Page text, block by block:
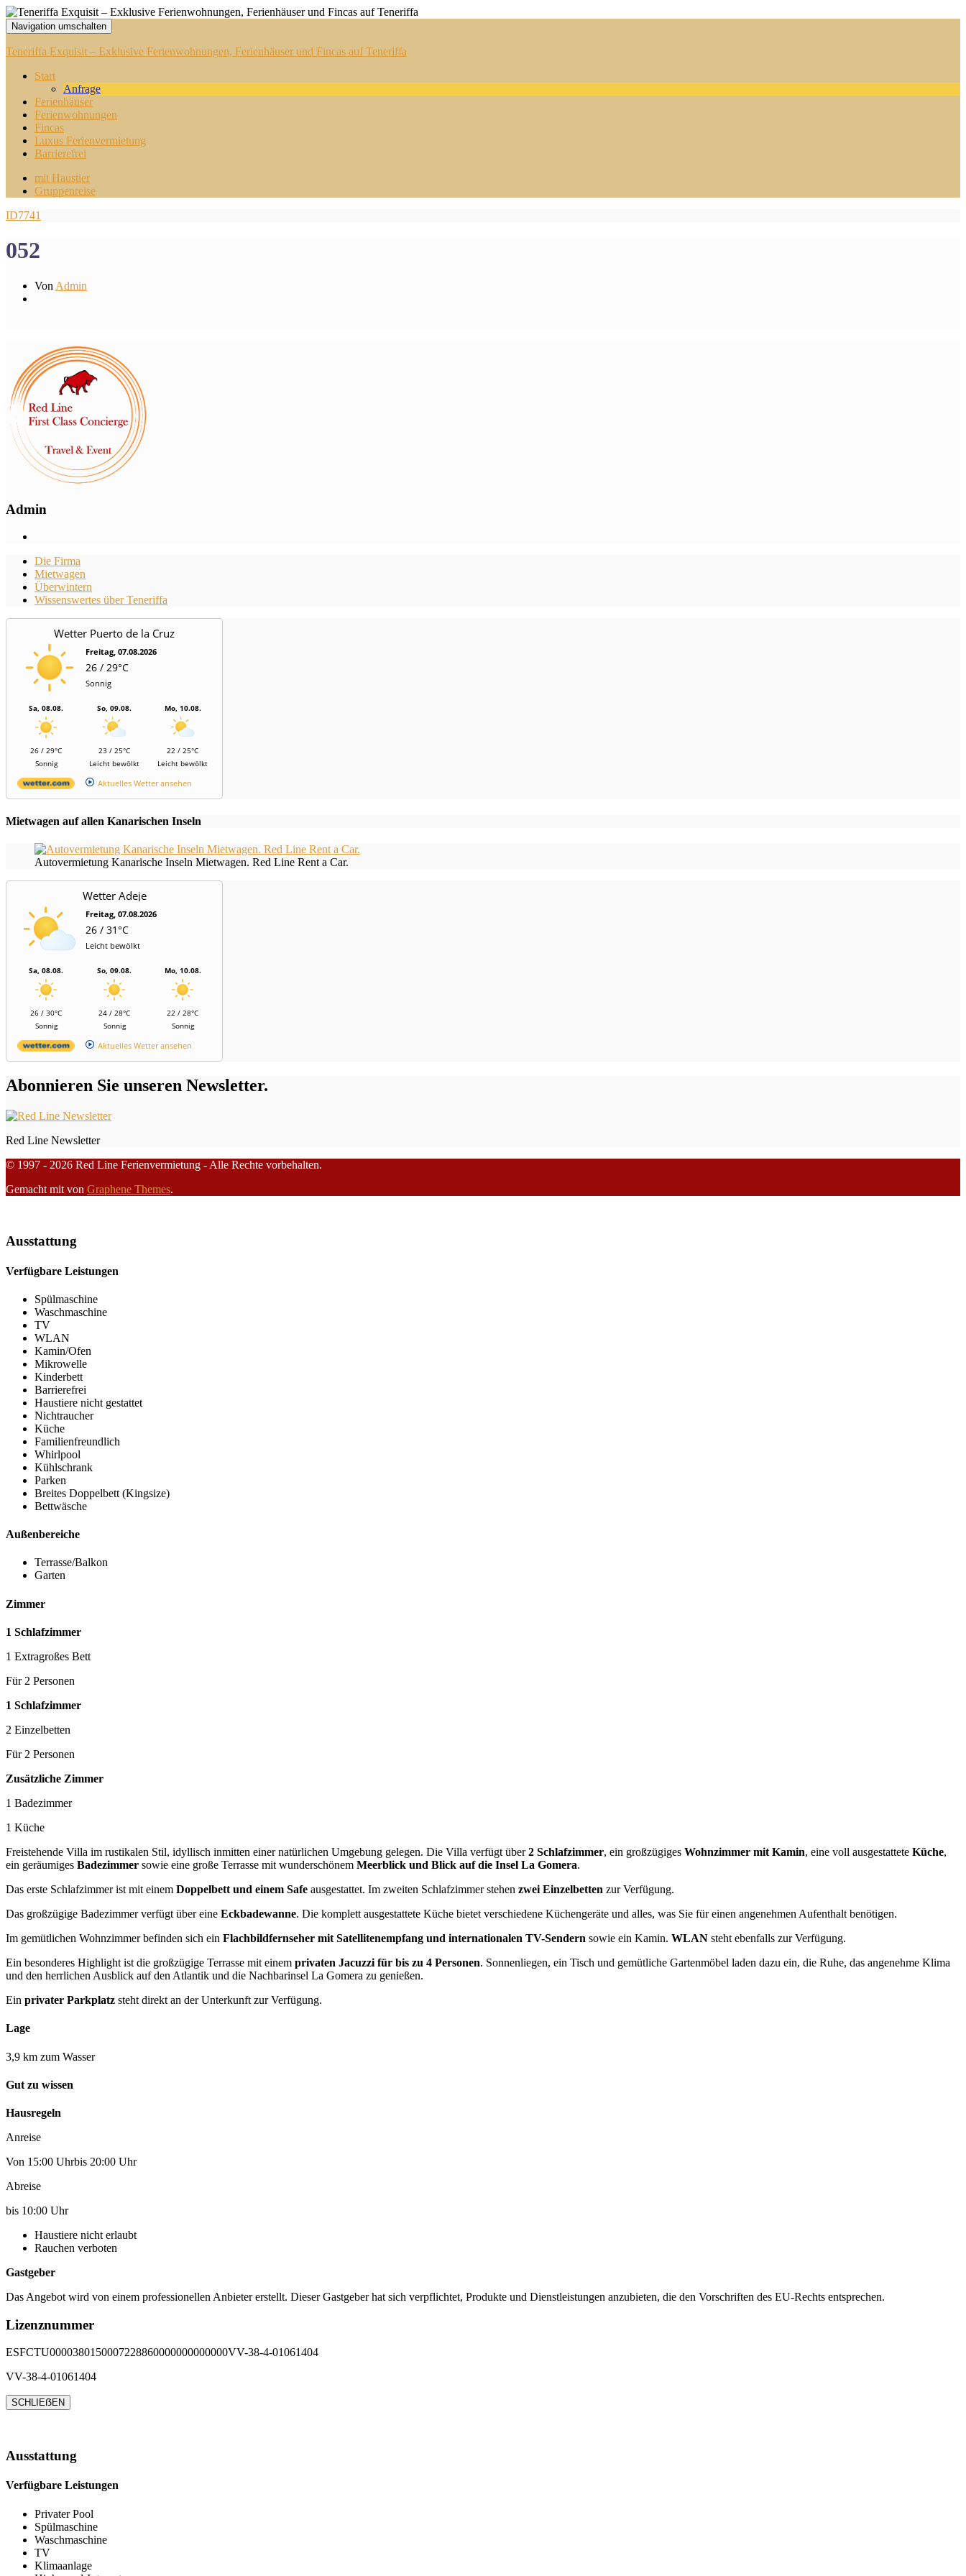
Navigation umschalten
Teneriffa Exquisit – Exklusive Ferienwohnungen, Ferienhäuser und Fincas auf Teneriffa
Start
Anfrage
Ferienhäuser
Ferienwohnungen
Fincas
Luxus Ferienvermietung
Barrierefrei
mit Haustier
Gruppenreise
ID7741
052
Von Admin
Admin
Die Firma
Mietwagen
Überwintern
Wissenswertes über Teneriffa
Wetter Puerto de la Cruz
Freitag, 07.08.2026
26 / 29°C
Sonnig
Sa, 08.08.
26 / 29°C
Sonnig
So, 09.08.
23 / 25°C
Leicht bewölkt
Mo, 10.08.
22 / 25°C
Leicht bewölkt
Aktuelles Wetter ansehen
Mietwagen auf allen Kanarischen Inseln
Autovermietung Kanarische Inseln Mietwagen. Red Line Rent a Car.
Wetter Adeje
Freitag, 07.08.2026
26 / 31°C
Leicht bewölkt
Sa, 08.08.
26 / 30°C
Sonnig
So, 09.08.
24 / 28°C
Sonnig
Mo, 10.08.
22 / 28°C
Sonnig
Aktuelles Wetter ansehen
Abonnieren Sie unseren Newsletter.
Red Line Newsletter
© 1997 - 2026 Red Line Ferienvermietung - Alle Rechte vorbehalten.
Gemacht mit von Graphene Themes.
Ausstattung
Verfügbare Leistungen
Spülmaschine
Waschmaschine
TV
WLAN
Kamin/Ofen
Mikrowelle
Kinderbett
Barrierefrei
Haustiere nicht gestattet
Nichtraucher
Küche
Familienfreundlich
Whirlpool
Kühlschrank
Parken
Breites Doppelbett (Kingsize)
Bettwäsche
Außenbereiche
Terrasse/Balkon
Garten
Zimmer
1 Schlafzimmer
1 Extragroßes Bett
Für 2 Personen
1 Schlafzimmer
2 Einzelbetten
Für 2 Personen
Zusätzliche Zimmer
1 Badezimmer
1 Küche
Freistehende Villa im rustikalen Stil, idyllisch inmitten einer natürlichen Umgebung gelegen. Die Villa verfügt über2 Schlafzimmer, ein großzügiges Wohnzimmer mit Kamin, eine voll ausgestattete Küche,
ein geräumiges Badezimmer sowie eine große Terrasse mit wunderschönem Meerblick und Blick auf die Insel La Gomera.
Das erste Schlafzimmer ist mit einem Doppelbett und einem Safe ausgestattet. Im zweiten Schlafzimmer stehen zwei Einzelbetten zur Verfügung.
Das großzügige Badezimmer verfügt über eine Eckbadewanne. Die komplett ausgestattete Küche bietet verschiedene Küchengeräte und alles, was Sie für einen angenehmen Aufenthalt benötigen.
Im gemütlichen Wohnzimmer befinden sich ein Flachbildfernseher mit Satellitenempfang und internationalen TV-Sendern sowie ein Kamin. WLAN steht ebenfalls zur Verfügung.
Ein besonderes Highlight ist die großzügige Terrasse mit einem privaten Jacuzzi für bis zu 4 Personen. Sonnenliegen, ein Tisch und gemütliche Gartenmöbel laden dazu ein, die Ruhe, das angenehme Klima
und den herrlichen Ausblick auf den Atlantik und die Nachbarinsel La Gomera zu genießen.
Ein privater Parkplatz steht direkt an der Unterkunft zur Verfügung.
Lage
3,9 km zum Wasser
Gut zu wissen
Hausregeln
Anreise
Von 15:00 Uhrbis 20:00 Uhr
Abreise
bis 10:00 Uhr
Haustiere nicht erlaubt
Rauchen verboten
Gastgeber
Das Angebot wird von einem professionellen Anbieter erstellt. Dieser Gastgeber hat sich verpflichtet, Produkte und Dienstleistungen anzubieten, die den Vorschriften des EU-Rechts entsprechen.
Lizenznummer
ESFCTU0000380150007228860000000000000VV-38-4-01061404
VV-38-4-01061404
SCHLIEẞEN
Ausstattung
Verfügbare Leistungen
Privater Pool
Spülmaschine
Waschmaschine
TV
Klimaanlage